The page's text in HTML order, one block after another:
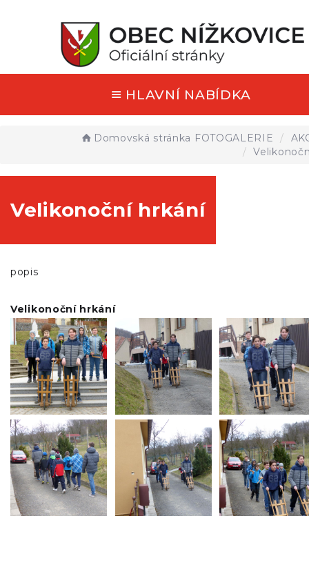
HLAVNÍ NABÍDKA
Domovská stránka FOTOGALERIE
Velikonoční hrkání
popis
Velikonoční hrkání